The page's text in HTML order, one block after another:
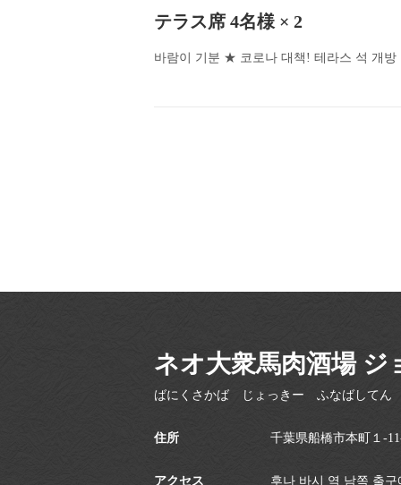
テラス席 4名様 × 2
바람이 기분 ★ 코로나 대책! 테라스 석 개방
ネオ大衆馬肉酒場 ジ
ばにくさかば じょっきー ふなばしてん
住所 千葉県船橋市本町１-
アクセス 후나 바시 역 남쪽 출